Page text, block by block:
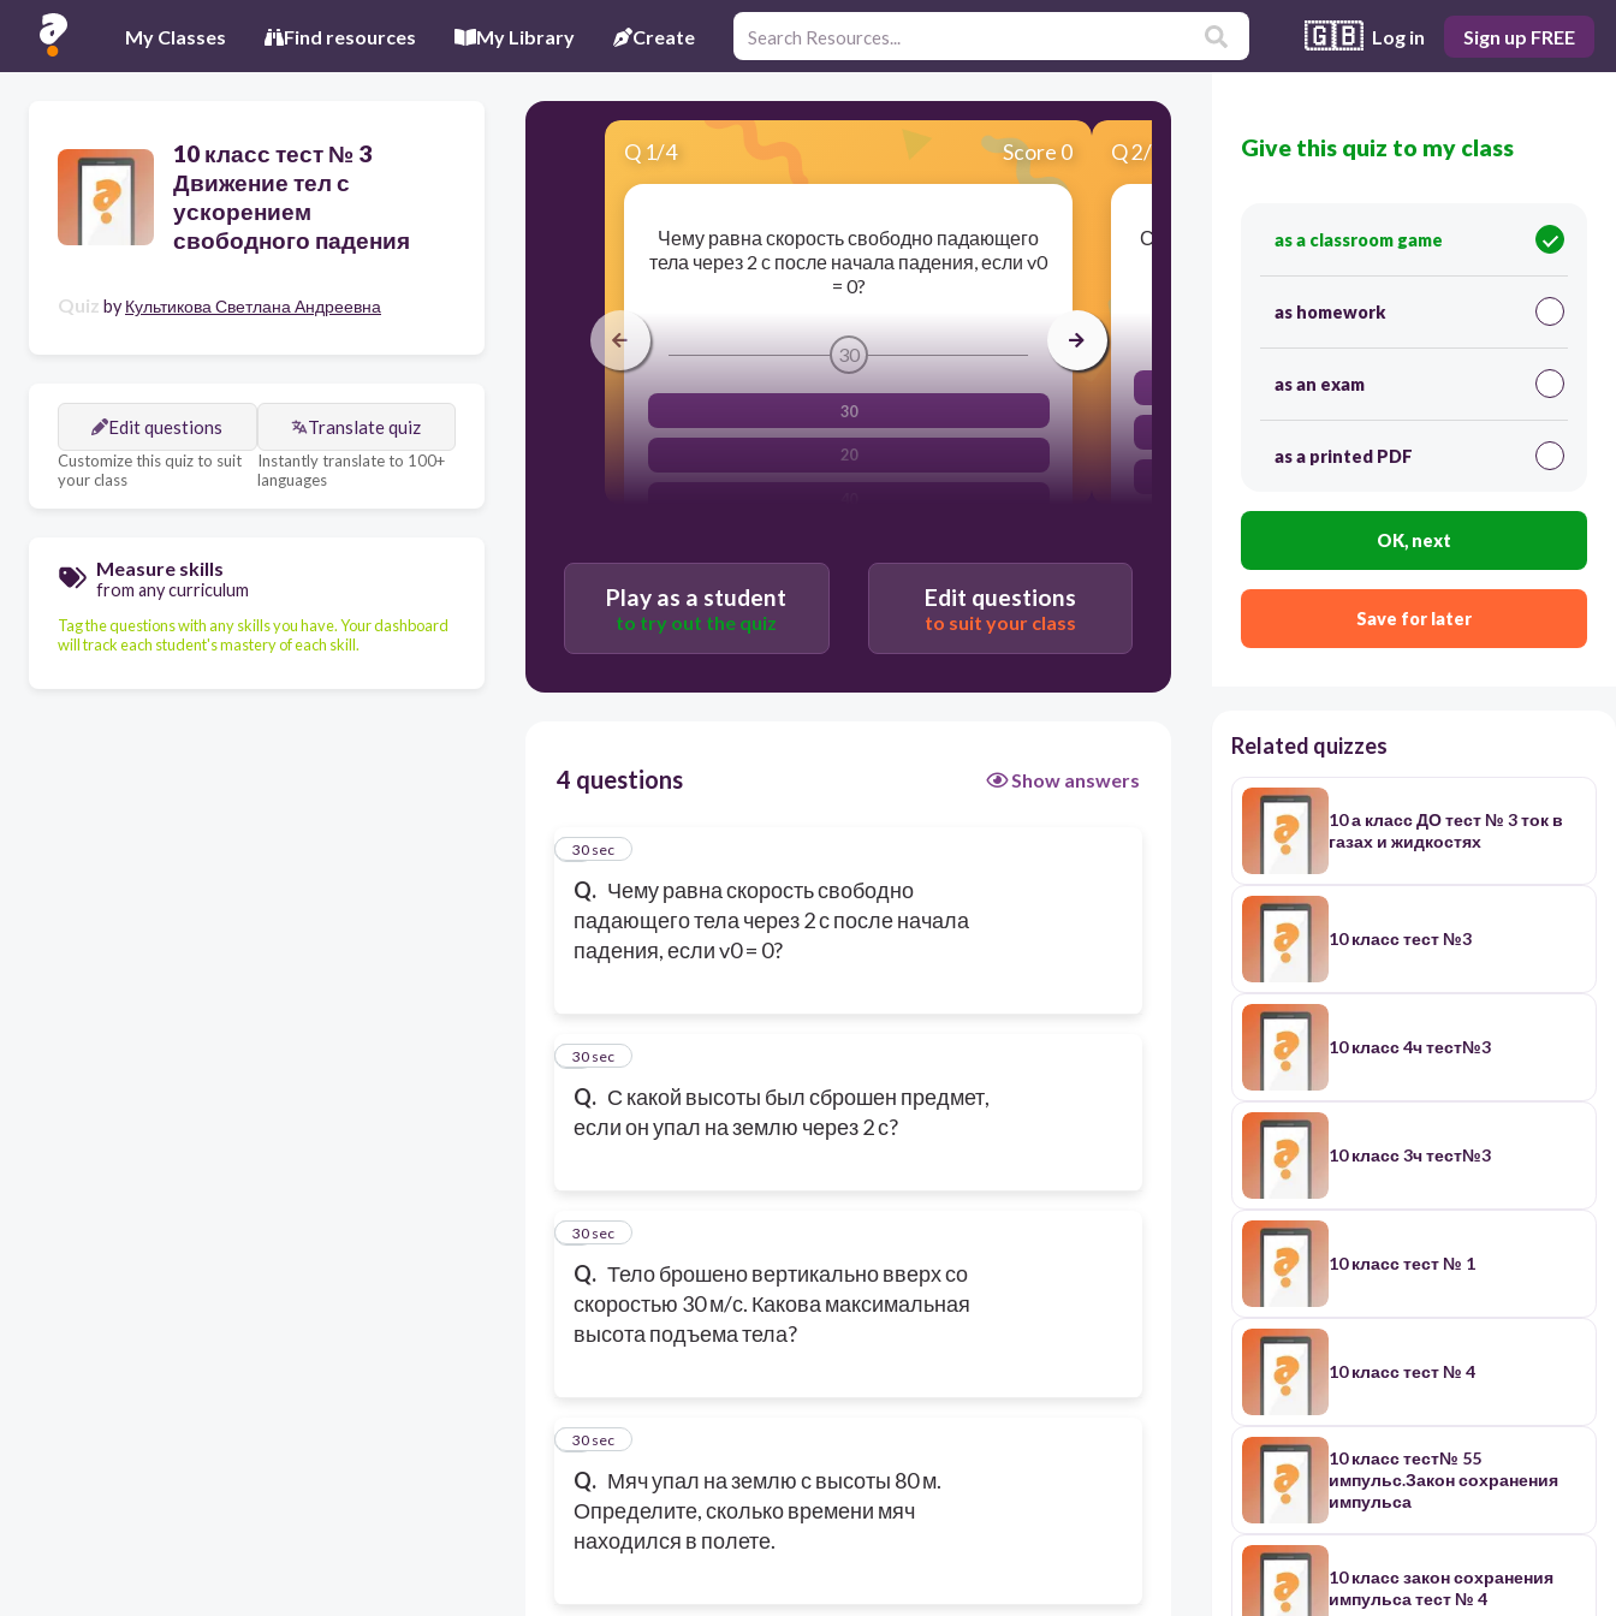
My Classes Find resources My Library Create 🇬🇧 Log in Sign up FREE
10 класс тест № 3
Движение тел с
ускорением
свободного падения
Quiz by Культикова Светлана Андреевна
Edit questions
Customize this quiz to suit
your class
Translate quiz
Instantly translate to 100+
languages
Measure skills
from any curriculum
Tag the questions with any skills you have. Your dashboard
will track each student's mastery of each skill.
Q 1/4 Score 0
Чему равна скорость свободно падающего
тела через 2 с после начала падения, если v0
= 0?
30
30
20
Q2/4 Score 0
С какой высоты был сброшен предмет, если
2
Play as a student
to try out the quiz
Edit questions
to suit your class
4 questions Show answers
Q. Чему равна скорость свободно
падающего тела через 2 с после начала
падения, если v0 = 0?
1
30 sec
Q. С какой высоты был сброшен предмет,
если он упал на землю через 2 с?
2
30 sec
Q. Тело брошено вертикально вверх со
скоростью 30 м/с. Какова максимальная
высота подъема тела?
3
30 sec
Q. Мяч упал на землю с высоты 80 м.
Определите, сколько времени мяч
находился в полете.
4
30 sec
Give this quiz to my class
as a classroom game
as homework
as an exam
as a printed PDF
OK, next
Save for later
Related quizzes
10 а класс ДО тест № 3 ток в
газах и жидкостях
10 класс тест №3
10 класс 4ч тест№3
10 класс 3ч тест№3
10 класс тест № 1
10 класс тест № 4
10 класс тест№ 55
импульс.Закон сохранения
импульса
10 класс закон сохранения
импульса тест № 4